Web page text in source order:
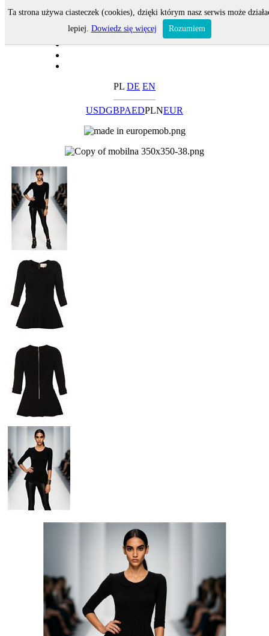
PL DE EN
USDGBPAEDPLNEUR
Ta strona używa ciasteczek (cookies), dzięki którym nasz serwis może
lepiej. Dowiedz się więcej Rozumiem